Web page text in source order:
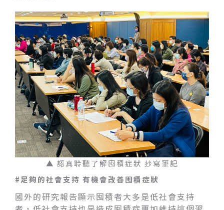
▲ 認真聆聽了解囤積症狀 抄寫筆記
#足夠的社會支持 有機會改善囤積症狀
國外的研究報告顯示囤積者大多是低社會支持